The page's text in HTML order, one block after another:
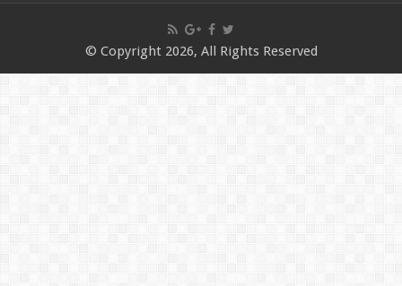
© Copyright 2026, All Rights Reserved